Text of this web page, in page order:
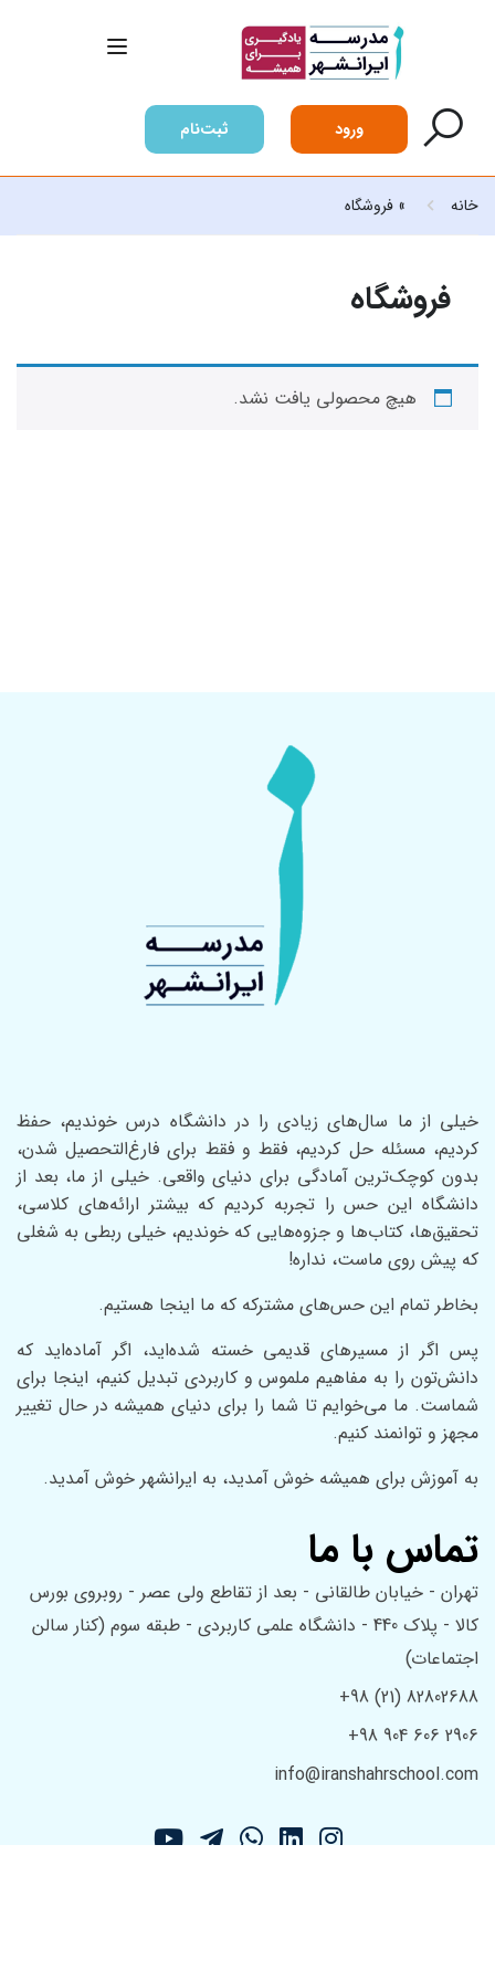
ورود ثبت‌نام
خانه » فروشگاه
فروشگاه
هیچ محصولی یافت نشد.
خیلی از ما سال‌های زیادی را در دانشگاه درس خوندیم، حفظ
کردیم، مسئله حل کردیم، فقط و فقط برای فارغ‌التحصیل شدن،
بدون کوچک‌ترین آمادگی برای دنیای واقعی. خیلی از ما، بعد از
دانشگاه این حس را تجربه کردیم که بیشتر ارائه‌های کلاسی،
تحقیق‌ها، کتاب‌ها و جزوه‌هایی که خوندیم، خیلی ربطی به شغلی
که پیش روی ماست، نداره!
بخاطر تمام این حس‌های مشترکه که ما اینجا هستیم.
پس اگر از مسیر‌های قدیمی خسته شده‌اید، اگر آماده‌اید که
دانش‌تون را به مفاهیم ملموس و کاربردی تبدیل کنیم، اینجا برای
شماست. ما می‌خوایم تا شما را برای دنیای همیشه در حال تغییر
مجهز و توانمند کنیم.
به آموزش برای همیشه خوش آمدید، به ایرانشهر خوش آمدید.
تماس با ما
تهران - خیابان طالقانی - بعد از تقاطع ولی عصر - روبروی بورس
کالا - پلاک 440 - دانشگاه علمی کاربردی - طبقه سوم (کنار سالن
اجتماعات)
+98 (21) 82802688
+98 904 606 2906
info@iranshahrschool.com